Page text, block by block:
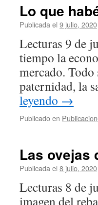
Lo que
Publicada el 9 julio, 2020
Lecturas 9 de
tiempo la
mercado.
paternidad, la
leyendo →
Publicado en
Las ovejas
Publicada el 8 julio, 2020
Lecturas 8 de
imagen del